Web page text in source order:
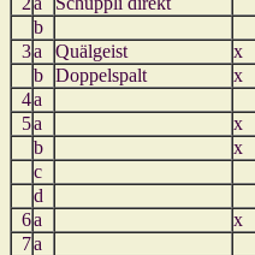
b
3a Quälgeist x
b Doppelspalt x
4a
5a x
b
x
c
d
6a x
7a